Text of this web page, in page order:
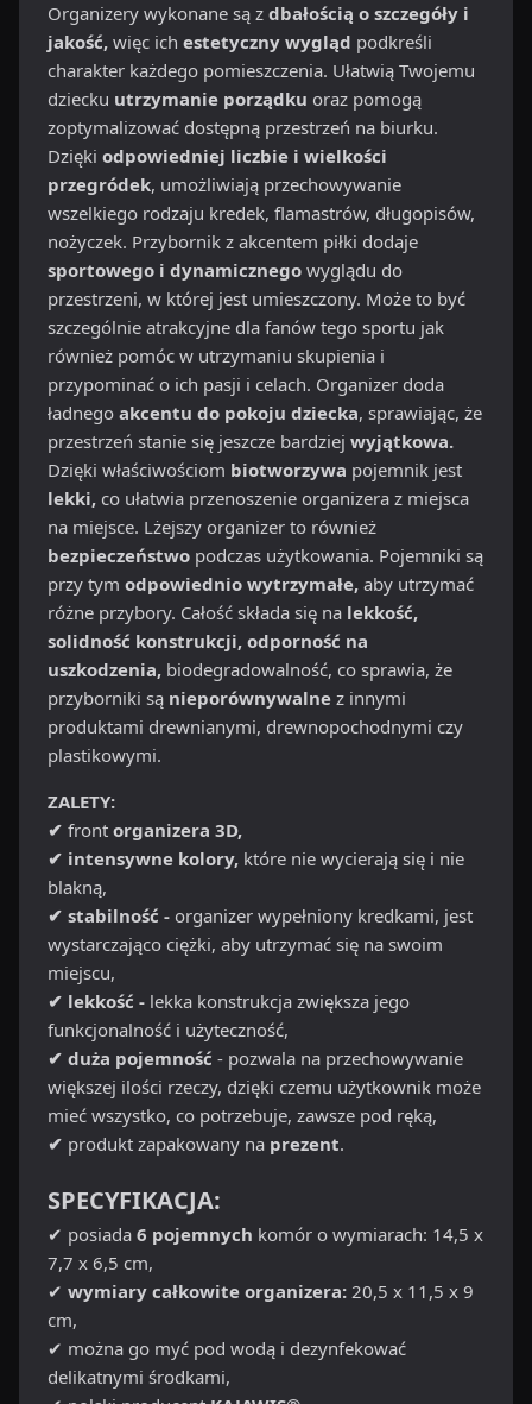
Organizery wykonane są z dbałością o szczegóły i
jakość, więc ich estetyczny wygląd podkreśli
charakter każdego pomieszczenia. Ułatwią Twojemu
dziecku utrzymanie porządku oraz pomogą
zoptymalizować dostępną przestrzeń na biurku.
Dzięki odpowiedniej liczbie i wielkości
przegródek, umożliwiają przechowywanie
wszelkiego rodzaju kredek, flamastrów, długopisów,
nożyczek. Przybornik z akcentem piłki dodaje
sportowego i dynamicznego wyglądu do
przestrzeni, w której jest umieszczony. Może to być
szczególnie atrakcyjne dla fanów tego sportu jak
również pomóc w utrzymaniu skupienia i
przypominać o ich pasji i celach. Organizer doda
ładnego akcentu do pokoju dziecka, sprawiając, że
przestrzeń stanie się jeszcze bardziej wyjątkowa.
Dzięki właściwościom biotworzywa pojemnik jest
lekki, co ułatwia przenoszenie organizera z miejsca
na miejsce. Lżejszy organizer to również
bezpieczeństwo podczas użytkowania. Pojemniki są
przy tym odpowiednio wytrzymałe, aby utrzymać
różne przybory. Całość składa się na lekkość,
solidność konstrukcji, odporność na
uszkodzenia, biodegradowalność, co sprawia, że
przyborniki są nieporównywalne z innymi
produktami drewnianymi, drewnopochodnymi czy
plastikowymi.
ZALETY:
✔ front organizera 3D,
✔ intensywne kolory, które nie wycierają się i nie
blakną,
✔ stabilność - organizer wypełniony kredkami, jest
wystarczająco ciężki, aby utrzymać się na swoim
miejscu,
✔ lekkość - lekka konstrukcja zwiększa jego
funkcjonalność i użyteczność,
✔ duża pojemność - pozwala na przechowywanie
większej ilości rzeczy, dzięki czemu użytkownik może
mieć wszystko, co potrzebuje, zawsze pod ręką,
✔ produkt zapakowany na prezent.
SPECYFIKACJA:
✔ posiada 6 pojemnych komór o wymiarach: 14,5 x
7,7 x 6,5 cm,
✔ wymiary całkowite organizera: 20,5 x 11,5 x 9
cm,
✔ można go myć pod wodą i dezynfekować
delikatnymi środkami,